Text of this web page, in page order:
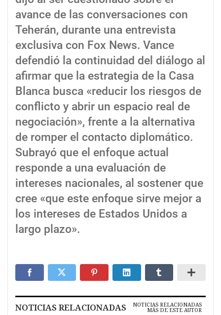
avance de las conversaciones con
Teherán, durante una entrevista
exclusiva con Fox News. Vance
defendió la continuidad del diálogo al
afirmar que la estrategia de la Casa
Blanca busca «reducir los riesgos de
conflicto y abrir un espacio real de
negociación», frente a la alternativa
de romper el contacto diplomático.
Subrayó que el enfoque actual
responde a una evaluación de
intereses nacionales, al sostener que
cree «que este enfoque sirve mejor a
los intereses de Estados Unidos a
largo plazo».
NOTICIAS RELACIONADAS NOTICIAS RELACIONADAS
MÁS DE ESTE AUTOR